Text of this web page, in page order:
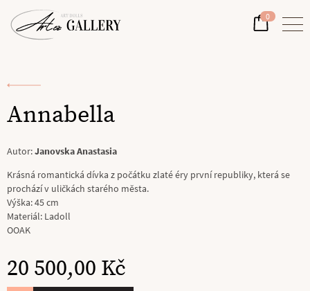
0
Annabella
Autor:Janovska Anastasia
Krásná romantická dívka z počátku zlaté éry první republiky, která se
prochází v uličkách starého města.
Výška: 45 cm
Materiál: Ladoll
OOAK
20 500,00 Kč